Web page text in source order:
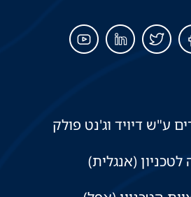
ע"ש דיויד וג'נט פולק
(אנגלית)